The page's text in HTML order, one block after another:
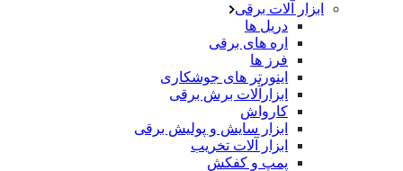
ابزار آلات برقی
دریل ها
اره های برقی
فرز ها
اینورتر های جوشکاری
ابزارآلات برش برقی
کارواش
ابزار سایش و پولیش برقی
ابزار آلات تخریب
پمپ و کفکش